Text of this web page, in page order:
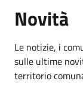
Novità
Le notizie, i
sulle ultime
territorio